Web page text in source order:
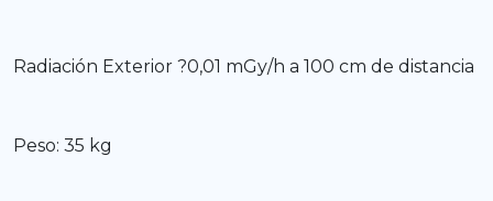
Radiación Exterior ?0,01 mGy/h a 100 cm de distancia
Peso: 35 kg